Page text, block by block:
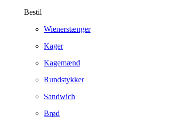
Bestil
Wienerstænger
Kager
Kagemænd
Rundstykker
Sandwich
Brød